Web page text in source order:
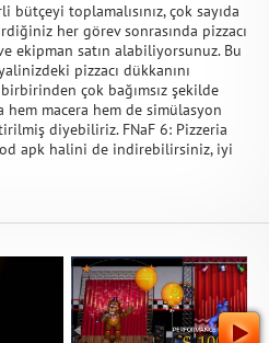
toplamalısınız, çok sayıda
her görev sonrasında pizzacı
ekipman satın alabiliyorsunuz. Bu
pizzacı dükkanını
çok bağımsız şekilde
hem macera hem de simülasyon
diyebiliriz. FNaF 6: Pizzeria
apk halini de indirebilirsiniz, iyi